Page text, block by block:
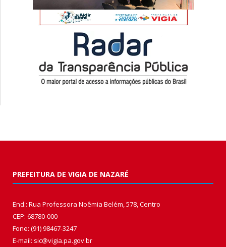
PREFEITURA DE VIGIA DE NAZARÉ
End.: Rua Professora Noêmia Belém, 578, Centro
CEP: 68780-000
Fone: (91) 98467-3247
E-mail: sic@vigia.pa.gov.br